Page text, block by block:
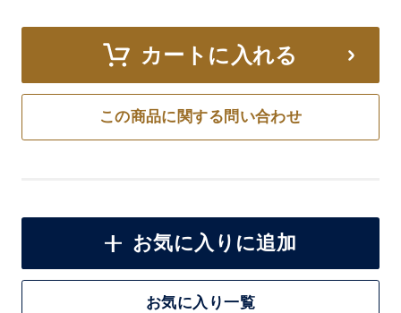
カートに入れる
この商品に関する問い合わせ
お気に入りに追加
お気に入り一覧